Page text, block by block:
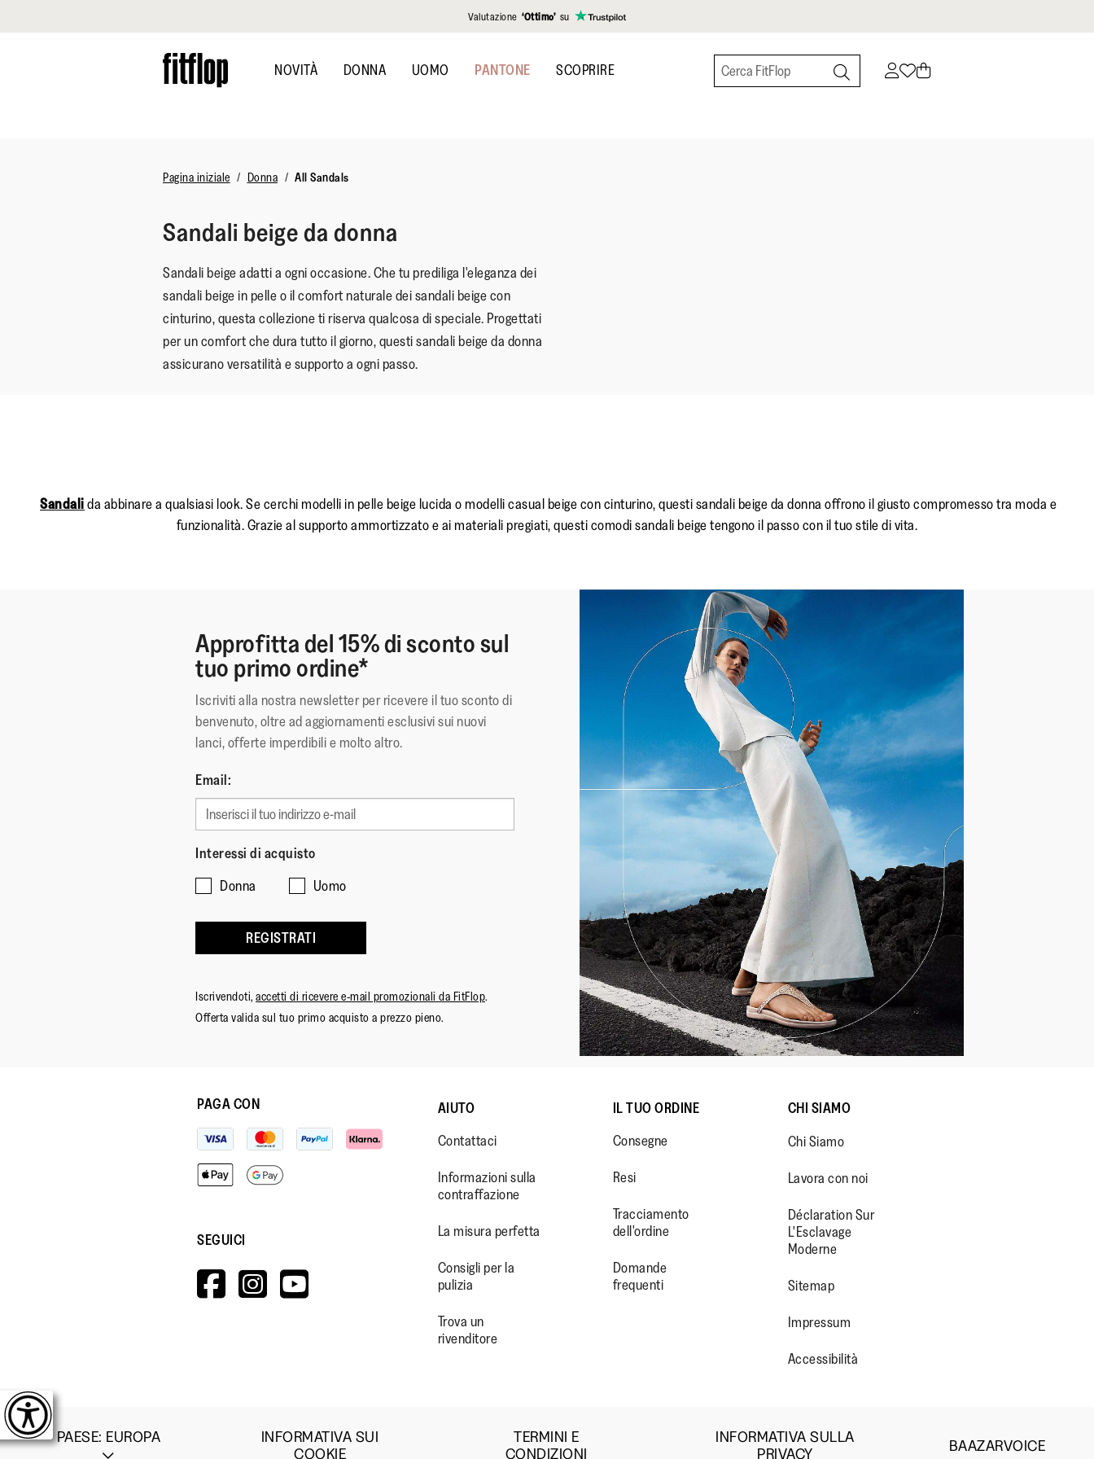
Valutazione ‘Ottimo’ su
to
main
NOVITÀ DONNA UOMO PANTONE SCOPRIRE
Pagina iniziale Donna All Sandals
Sandali beige da donna
Sandali beige adatti a ogni occasione. Che tu prediliga l'eleganza dei
sandali beige in pelle o il comfort naturale dei sandali beige con
cinturino, questa collezione ti riserva qualcosa di speciale. Progettati
per un comfort che dura tutto il giorno, questi sandali beige da donna
assicurano versatilità e supporto a ogni passo.
Sandalida abbinare a qualsiasi look. Se cerchi modelli in pelle beige lucida o modelli casual beige con cinturino, questi sandali beige da donna offrono il giusto compromesso tra moda e
funzionalità. Grazie al supporto ammortizzato e ai materiali pregiati, questi comodi sandali beige tengono il passo con il tuo stile di vita.
Approfitta del 15% di sconto sul
tuo primo ordine*
Iscriviti alla nostra newsletter per ricevere il tuo sconto di
benvenuto, oltre ad aggiornamenti esclusivi sui nuovi
lanci, offerte imperdibili e molto altro.
Email:
Interessi di acquisto
Donna
Uomo
REGISTRATI
Iscrivendoti, accetti di ricevere e-mail promozionali da FitFlop.
Offerta valida sul tuo primo acquisto a prezzo pieno.
PAGA CON
SEGUICI
HTTPS://WWW.FACEBOOK.COM/FITFLOP?
V=WALL&VIEWAS=0
HTTPS://WWW.INSTAGRAM.COM/FITFLOP/
HTTPS://WWW.YOUTUBE.COM/USER/FITFLOPFOOTWEAR
AIUTO
Contattaci
Informazioni sulla
contraffazione
La misura perfetta
Consigli per la
pulizia
Trova un
rivenditore
IL TUO ORDINE
Consegne
Resi
Tracciamento
dell'ordine
Domande
frequenti
CHI SIAMO
Chi Siamo
Lavora con noi
Déclaration Sur
L'Esclavage
Moderne
Sitemap
Impressum
Accessibilità
PAESE: EUROPA
INFORMATIVA SUI
COOKIE
TERMINI E
CONDIZIONI
INFORMATIVA SULLA
PRIVACY
BAAZARVOICE